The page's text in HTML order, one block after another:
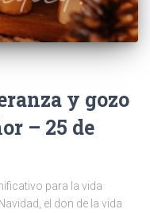
y gozo
– 25 de
para la vida
el don de la vida